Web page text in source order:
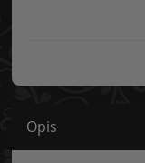
Opis